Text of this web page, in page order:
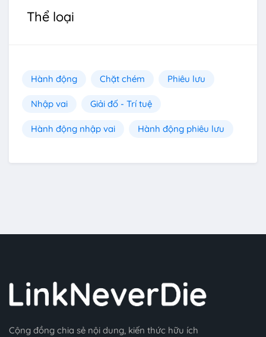
Thể loại
Hành động Chặt chém Phiêu lưu
Nhập vai Giải đố - Trí tuệ
Hành động nhập vai Hành động phiêu lưu
Cộng đồng chia sẻ nội dung, kiến thức hữu ích